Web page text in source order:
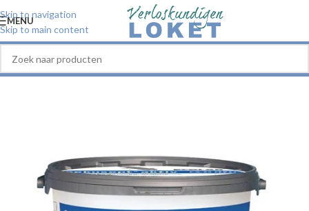
Skip to navigation
Skip to main content
MENU